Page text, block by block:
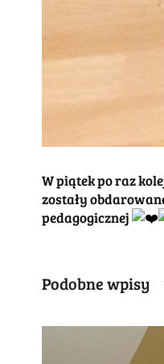
W piątek po raz
zostały
pedagogicznej
Podobne wpisy